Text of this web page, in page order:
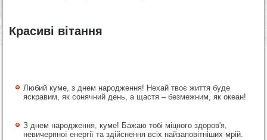
Красиві вітання
Любий куме, з днем народження! Нехай твоє життя буде
яскравим, як сонячний день, а щастя – безмежним, як океан!
З днем народження, куме! Бажаю тобі міцного здоров'я,
невичерпної енергії та здійснення всіх найзаповітніших мрій.